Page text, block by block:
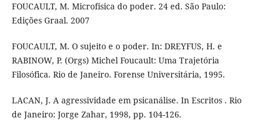
FOUCAULT, M. Microfísica do poder. 24 ed. São Paulo:
Edições Graal. 2007
FOUCAULT, M. O sujeito e o poder. In: DREYFUS, H. e
RABINOW, P. (Orgs) Michel Foucault: Uma Trajetória
Filosófica. Rio de Janeiro. Forense Universitária, 1995.
LACAN, J. A agressividade em psicanálise. In Escritos . Rio
de Janeiro: Jorge Zahar, 1998, pp. 104-126.